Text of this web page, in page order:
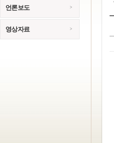
언론보도
영상자료